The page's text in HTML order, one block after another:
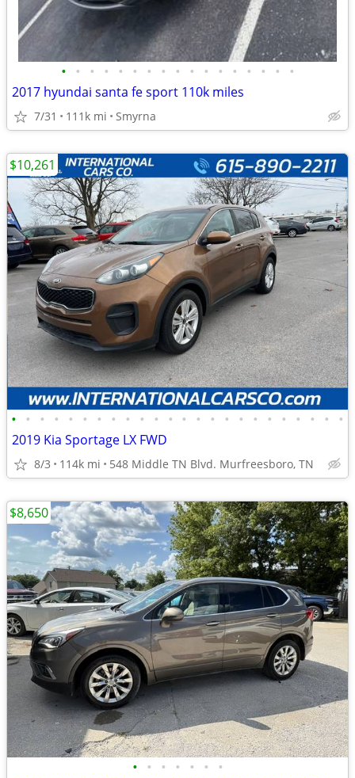
• • • • • • • • • • • • • • • • •
2017 hyundai santa fe sport 110k miles
7/31 111k mi Smyrna
• • • • • • • • • • • • • • • • • • • • • • • •
2019 Kia Sportage LX FWD
8/3 114k mi 548 Middle TN Blvd. Murfreesboro, TN
$10,261
• • • • • • •
$8,650